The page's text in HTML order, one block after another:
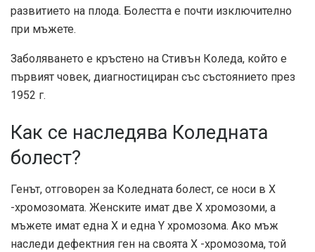
развитието на плода. Болестта е почти изключително
при мъжете.
Заболяването е кръстено на Стивън Коледа, който е
първият човек, диагностициран със състоянието през
1952 г.
Как се наследява Коледната
болест?
Генът, отговорен за Коледната болест, се носи в Х
-хромозомата. Женските имат две Х хромозоми, а
мъжете имат една Х и една Y хромозома. Ако мъж
наследи дефектния ген на своята Х -хромозома, той